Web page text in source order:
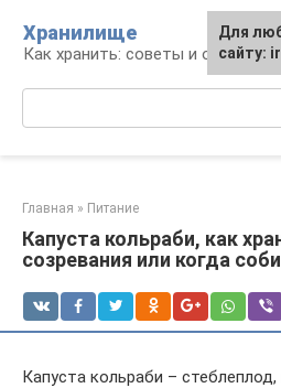
контенту
Хранилище
Как хранить: советы и опыт
Главная » Питание
Капуста кольраби, как
созревания или когда
Капуста кольраби –
Для
сайту: